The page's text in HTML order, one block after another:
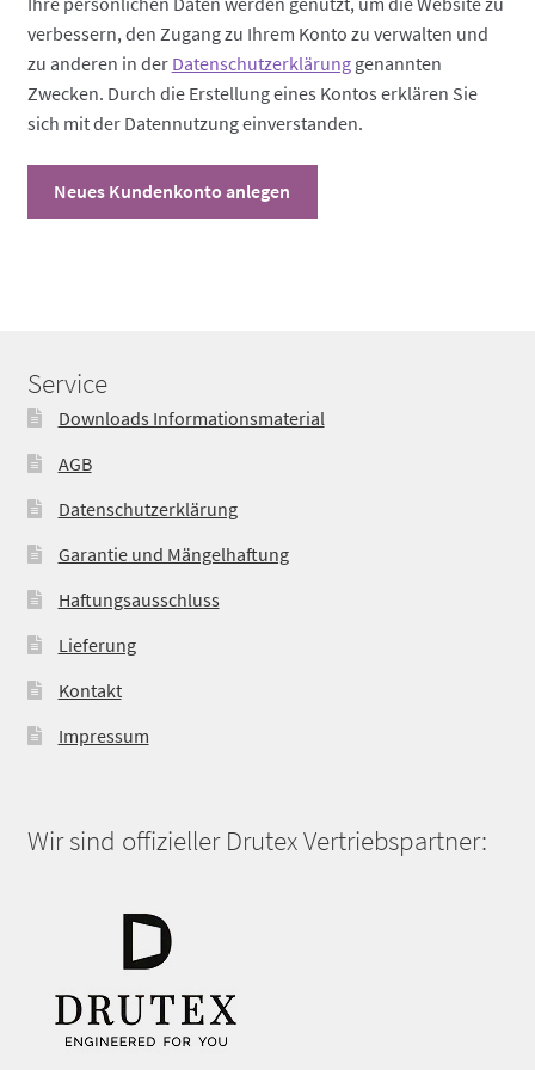
verbessern, den Zugang zu Ihrem Konto zu verwalten und
zu anderen in der Datenschutzerklärunggenannten
Zwecken. Durch die Erstellung eines Kontos erklären Sie
sich mit der Datennutzung einverstanden.
Neues Kundenkonto anlegen
Service
Downloads Informationsmaterial
AGB
Datenschutzerklärung
Garantie und Mängelhaftung
Haftungsausschluss
Lieferung
Kontakt
Impressum
Wir sind offizieller Drutex Vertriebspartner: